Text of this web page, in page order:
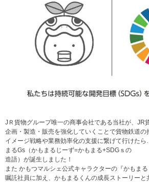
J Ｒ貨物グループ唯一の商事会社である当社が JR
企画 ・ 製造 ・ 販売を強化していくことで貨物鉄道の
イメージ戦略や業務効率化の支援に繋げて行けたら
まるGs （かもまるじーず=かもまる+SDG ｓの
造語）が誕生しました！
また かもつマルシェ公式キャラクターの 『かもまる
嘱託社員に加え、かもまるくんの成長ストーリーと